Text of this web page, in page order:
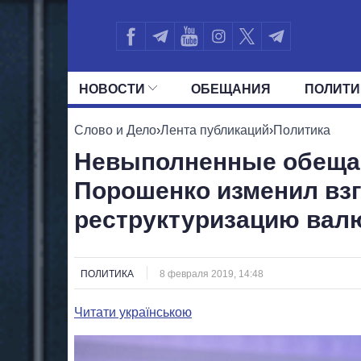
НОВОСТИ ОБЕЩАНИЯ
ВСЕ ПОЛИТИКИ ПРЕЗИДЕНТ И
Слово и Дело›Лента публикаций›Политика
Невыполненные
Порошенко изменил
реструктуризацию
ПОЛИТИКА 8 февраля 2019, 14:48
Читати українською